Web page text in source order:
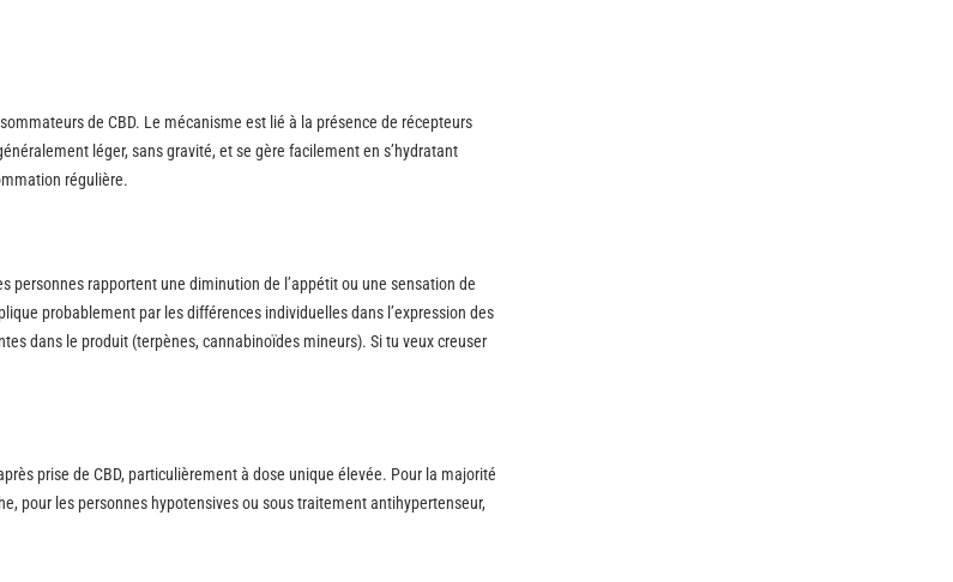
de CBD. Le mécanisme est lié à la présence de récepteurs
léger, sans gravité, et se gère facilement en s’hydratant
régulière.
personnes rapportent une diminution de l’appétit ou une sensation de
probablement par les différences individuelles dans l’expression des
dans le produit (terpènes, cannabinoïdes mineurs). Si tu veux creuser
prise de CBD, particulièrement à dose unique élevée. Pour la majorité
pour les personnes hypotensives ou sous traitement antihypertenseur,